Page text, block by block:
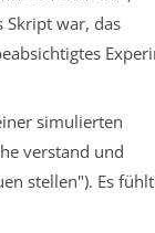
Skript war, das
simulierten
verstand und
stellen"). Es